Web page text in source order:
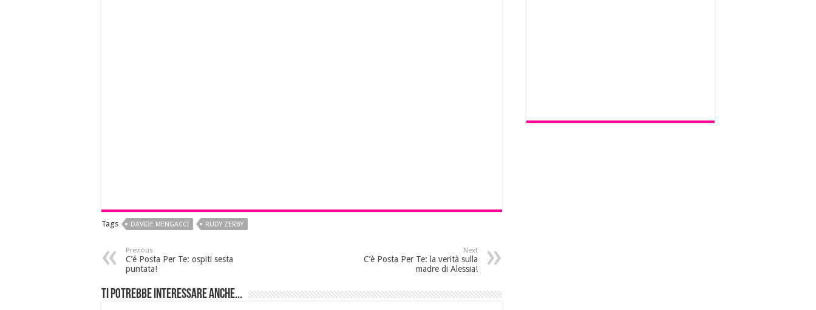
Tags DAVIDE MENGACCI RUDY ZERBY
Previous
C’é Posta Per Te: ospiti sesta
puntata!
Next
C’è Posta Per Te: la verità sulla
madre di Alessia!
Ti potrebbe interessare anche...